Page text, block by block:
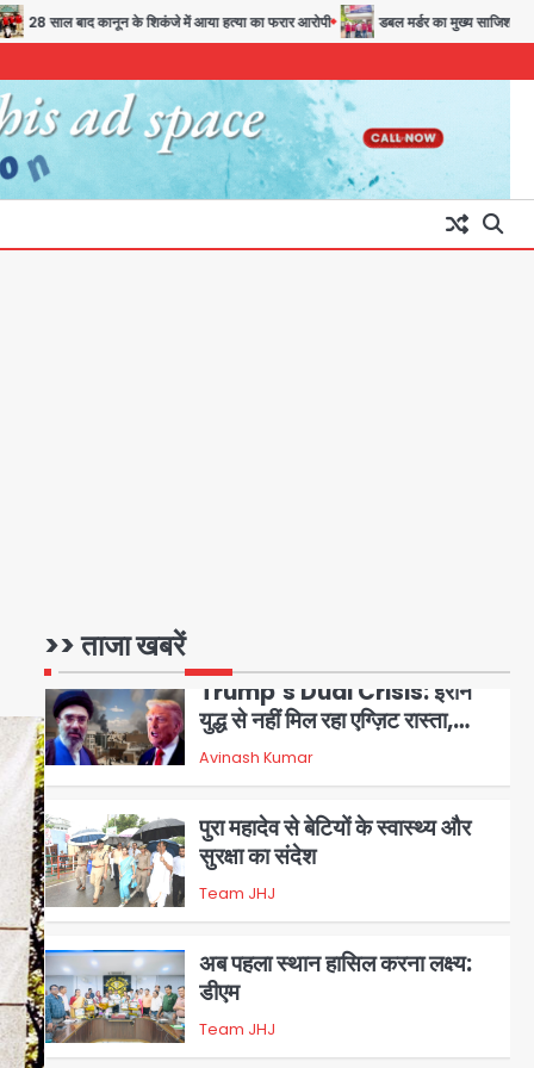
बाद कानून के शिकंजे में आया हत्या का फरार आरोपी डबल मर्डर का मुख्य साजिशकर्ता क्राइम
>> ताजा खबरें
3
अब पहला स्थान हासिल करना लक्ष्य:
Team JHJ
28 साल बाद कानून के शिकंजे में आया
2
पुरा महादेव से बेटियों के स्वास्थ्य और
सुरक्षा का संदेश
Team JHJ
3
अब पहला स्थान हासिल करना लक्ष्य:
डीएम
Team JHJ
28 साल बाद कानून के शिकंजे में आया
हत्या का फरार आरोपी